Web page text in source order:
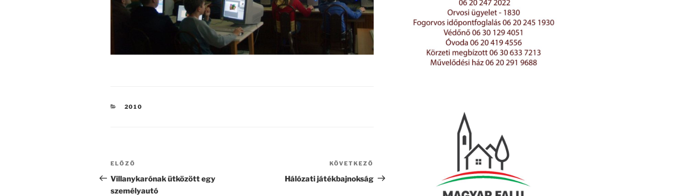
KATEGÓRIÁK
2010
Bejegyzés
navigáció
Korábbi
bejegyzés
ELŐZŐ
Villanykarónak ütközött egy
személyautó
bejegyzés
KÖVETKEZŐ
Hálózati játékbajnokság